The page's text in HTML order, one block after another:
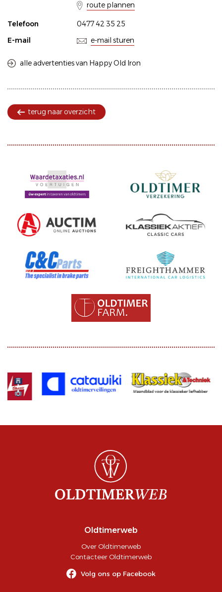
route plannen
Telefoon
0477 42 35 25
E-mail
e-mail sturen
alle advertenties van Happy Old Iron
terug naar overzicht
Oldtimerweb
Over Oldtimerweb
Contacteer Oldtimerweb
Volg ons op Facebook